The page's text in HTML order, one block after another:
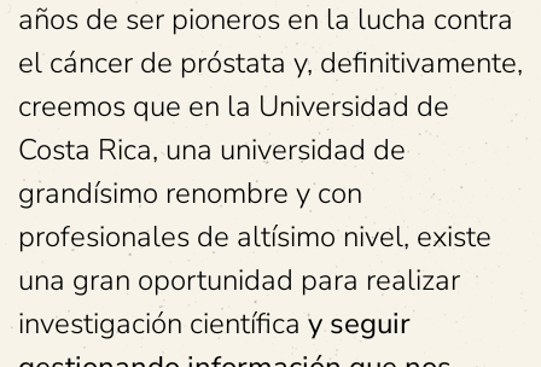
años de ser pioneros en la lucha contra
el cáncer de próstata y, definitivamente,
creemos que en la Universidad de
Costa Rica, una universidad de
grandísimo renombre y con
profesionales de altísimo nivel, existe
una gran oportunidad para realizar
investigación científica y seguir